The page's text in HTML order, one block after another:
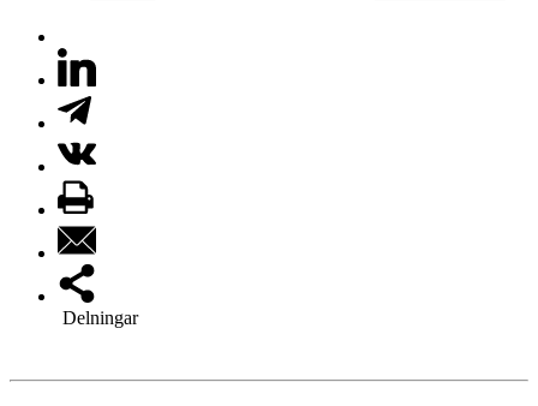
Delningar